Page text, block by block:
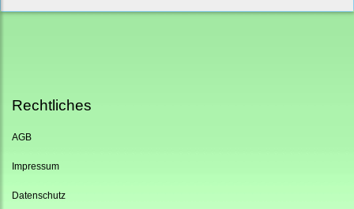
Rechtliches
AGB
Impressum
Datenschutz